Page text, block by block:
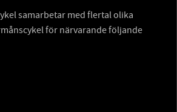
samarbetar med flertal olika
för närvarande följande